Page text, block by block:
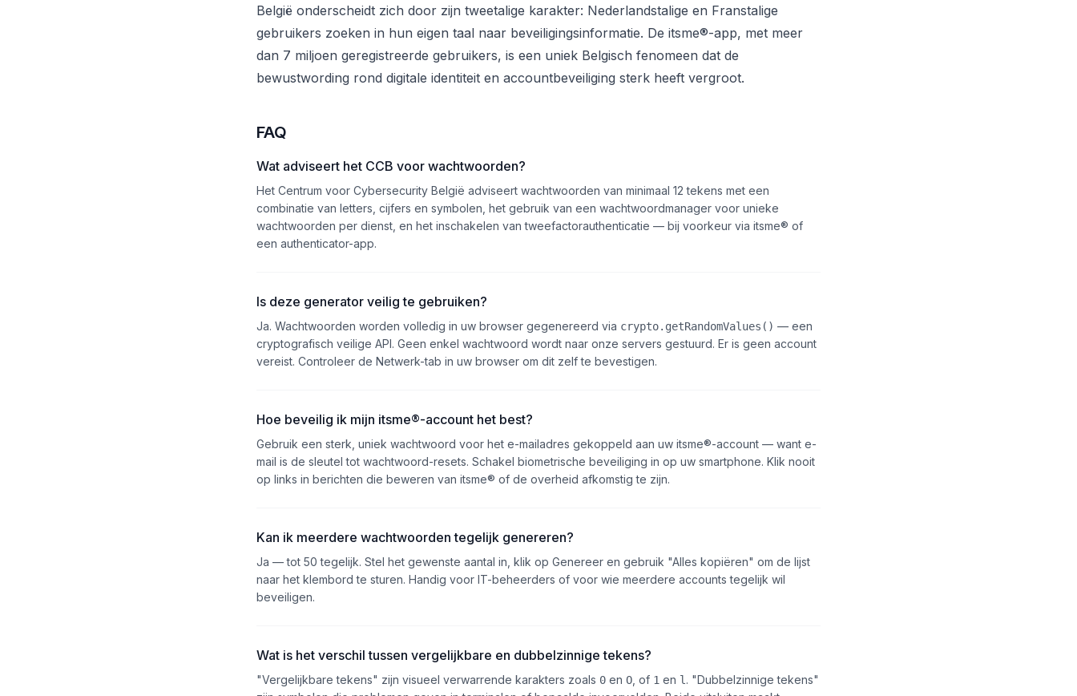
België onderscheidt zich door zijn tweetalige karakter: Nederlandstalige en Franstalige
gebruikers zoeken in hun eigen taal naar beveiligingsinformatie. De itsme®-app, met meer
dan 7 miljoen geregistreerde gebruikers, is een uniek Belgisch fenomeen dat de
bewustwording rond digitale identiteit en accountbeveiliging sterk heeft vergroot.
FAQ
Wat adviseert het CCB voor wachtwoorden?
Het Centrum voor Cybersecurity België adviseert wachtwoorden van minimaal 12 tekens met een
combinatie van letters, cijfers en symbolen, het gebruik van een wachtwoordmanager voor unieke
wachtwoorden per dienst, en het inschakelen van tweefactorauthenticatie — bij voorkeur via itsme® of
een authenticator-app.
Is deze generator veilig te gebruiken?
Ja. Wachtwoorden worden volledig in uw browser gegenereerd via crypto.getRandomValues() — een
cryptografisch veilige API. Geen enkel wachtwoord wordt naar onze servers gestuurd. Er is geen account
vereist. Controleer de Netwerk-tab in uw browser om dit zelf te bevestigen.
Hoe beveilig ik mijn itsme®-account het best?
Gebruik een sterk, uniek wachtwoord voor het e-mailadres gekoppeld aan uw itsme®-account — want e-
mail is de sleutel tot wachtwoord-resets. Schakel biometrische beveiliging in op uw smartphone. Klik nooit
op links in berichten die beweren van itsme® of de overheid afkomstig te zijn.
Kan ik meerdere wachtwoorden tegelijk genereren?
Ja — tot 50 tegelijk. Stel het gewenste aantal in, klik op Genereer en gebruik "Alles kopiëren" om de lijst
naar het klembord te sturen. Handig voor IT-beheerders of voor wie meerdere accounts tegelijk wil
beveiligen.
Wat is het verschil tussen vergelijkbare en dubbelzinnige tekens?
"Vergelijkbare tekens" zijn visueel verwarrende karakters zoals 0 en O , of 1 en l . "Dubbelzinnige tekens"